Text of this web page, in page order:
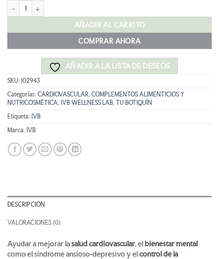
27,90 €.25,11 €.
IVB Omega 3 rico en EPA 60 cápsulas cantidad
AÑADIR AL CARRITO
COMPRAR AHORA
AÑADIR A LA LISTA DE DESEOS
SKU: 102943
Categorías: CARDIOVASCULAR, COMPLEMENTOS ALIMENTICIOS Y
NUTRICOSMÉTICA, IVB WELLNESS LAB, TU BOTIQUÍN
Etiqueta: IVB
Marca: IVB
DESCRIPCIÓN
VALORACIONES (0)
Ayudar a mejorar lasalud cardiovascular, elbienestar mental
como el síndrome ansioso-depresivo y elcontrol de la